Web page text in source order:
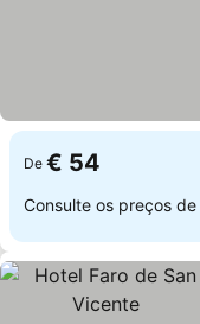
De € 54
Consulte os preços de